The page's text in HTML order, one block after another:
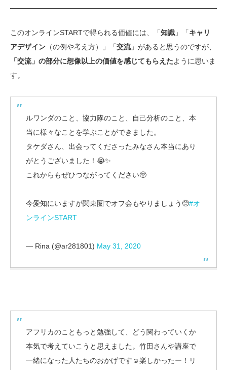
このオンラインSTARTで得られる価値には、「知識 」「キャリ
アデザイン （の例や考え方）」「交流」があると思うのですが、
「交流」の部分に想像以上の価値を感じてもらえたように思いま
す。
ルワンダのこと、協力隊のこと、自己分析のこと、本
当に様々なことを学ぶことができました。
タケダさん、出会ってくださったみなさん本当にあり
がとうございました！😭✨
これからもぜひつながってください🥺
今愛知にいますが関東圏でオフ会もやりましょう🥺#オ
ンラインSTART
— Rina (@ar281801) May 31, 2020
アフリカのこともっと勉強して、どう関わっていくか
本気で考えていこうと思えました。竹田さんや講座で
一緒になった人たちのおかげです☺️楽しかったー！リ